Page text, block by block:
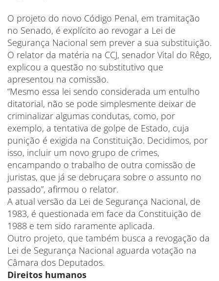
O projeto do novo Código Penal, em tramitação
no Senado, é explícito ao revogar a Lei de
Segurança Nacional sem prever a sua substituição.
O relator da matéria na CCJ, senador Vital do Rêgo,
explicou a questão no substitutivo que
apresentou na comissão.
“Mesmo essa lei sendo considerada um entulho
ditatorial, não se pode simplesmente deixar de
criminalizar algumas condutas, como, por
exemplo, a tentativa de golpe de Estado, cuja
punição é exigida na Constituição. Decidimos, por
isso, incluir um novo grupo de crimes,
encampando o trabalho de outra comissão de
juristas, que já se debruçara sobre o assunto no
passado”, afirmou o relator.
A atual versão da Lei de Segurança Nacional, de
1983, é questionada em face da Constituição de
1988 e tem sido raramente aplicada.
Outro projeto, que também busca a revogação da
Lei de Segurança Nacional aguarda votação na
Câmara dos Deputados.
Direitos humanos